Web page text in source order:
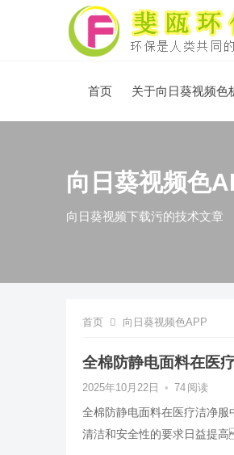
首页 关于向日葵视频色
向日葵视频色
向日葵视频下载污的技术文章
首页 向日葵视频色APP
全棉防静电面料在医
2025年10月22日 • 74 阅读
全棉防静电面料在医疗洁净
清洁和安全性的要求日益提